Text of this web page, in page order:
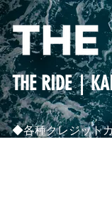
THE RIDE｜
◆各種クレジット